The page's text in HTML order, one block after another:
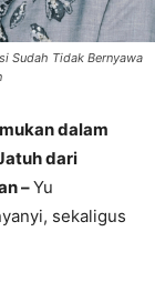
Sudah Tidak Bernyawa
dalam
dari
–Yu
sekaligus